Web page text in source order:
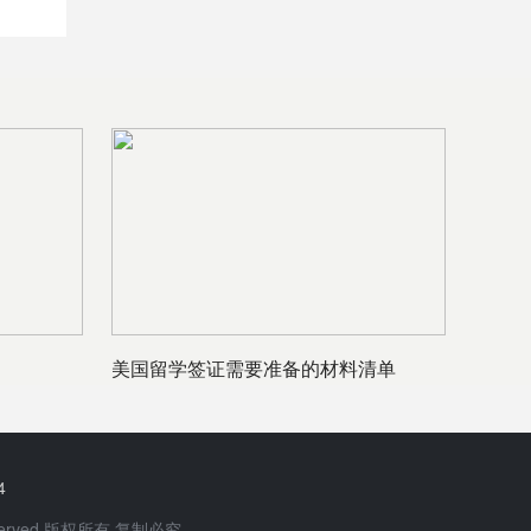
美国留学签证需要准备的材料清单